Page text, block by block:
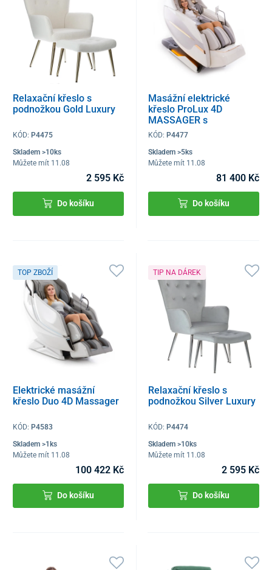
Relaxační křeslo s
podnožkou Gold Luxury
KÓD: P4475
Skladem >10ks
Můžete mít 11.08
2 595 Kč
Do košíku
Masážní elektrické
křeslo ProLux 4D
MASSAGER s
ionizátorem vzduchu,
KÓD:P4477
Skladem >5ks
Můžete mít 11.08
81 400 Kč
Do košíku
TOP ZBOŽÍ
Elektrické masážní
křeslo Duo 4D Massager
KÓD: P4583
Skladem >1ks
Můžete mít 11.08
100 422 Kč
Do košíku
TIP NA DÁREK
Relaxační křeslo s
podnožkou Silver Luxury
KÓD:P4474
Skladem >10ks
Můžete mít 11.08
2 595 Kč
Do košíku